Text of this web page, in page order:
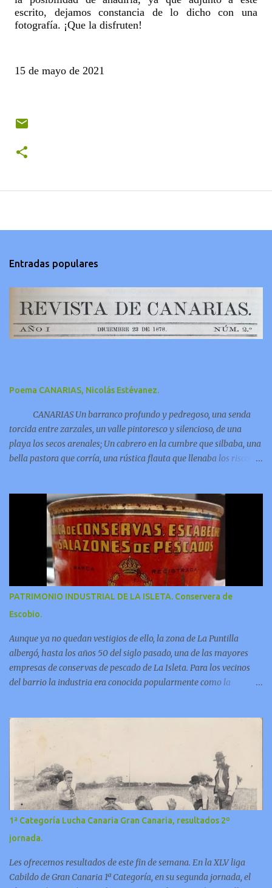
escrito, dejamos constancia de lo dicho con una
fotografía. ¡Que la disfruten!
15 de mayo de 2021
Entradas populares
Poema CANARIAS, Nicolás Estévanez.
CANARIAS Un barranco profundo y pedregoso, una senda
torcida entre zarzales, un valle pintoresco y silencioso, de una
playa los secos arenales; Un cabrero en la cumbre que silbaba, una
bella pastora que corría, una rústica flauta que llenaba los riscos y
PATRIMONIO INDUSTRIAL DE LA ISLETA. Conservera de
Escobio.
Aunque ya no quedan vestigios de ello, la zona de La Puntilla
albergó, hasta los años 50 del siglo pasado, una de las mayores
empresas de conservas de pescado de La Isleta. Para los vecinos
del barrio la industria era conocida popularmente como la
1ª Categoría Lucha Canaria Gran Canaria, resultados 2º
jornada.
Les ofrecemos resultados de este fin de semana. En la XLV liga
Cabildo de Gran Canaria 1ª Categoría, en su segunda jornada, el